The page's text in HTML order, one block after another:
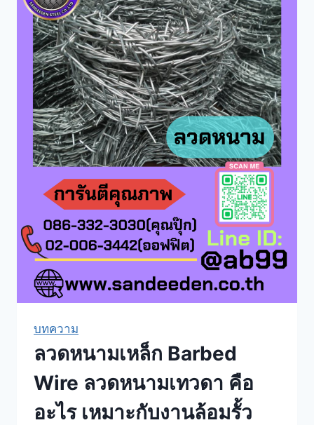
เบอร์
14
คือ
อะไร
ใช้
งาน
อย่างไร
เหมาะ
กับ
งาน
ล้อม
รั้ว
รั้ว
รั้ว
และ
ฟาร์ม
อย่างไร
บทความ
ลวดหนามเหล็ก Barbed
Wire ลวดหนามเทวดา คือ
อะไร เหมาะกับงานล้อมรั้ว